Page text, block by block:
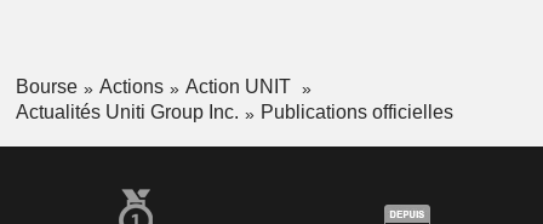
Bourse Actions
Action UNIT
Actualités Uniti Group Inc.
Publications officielles